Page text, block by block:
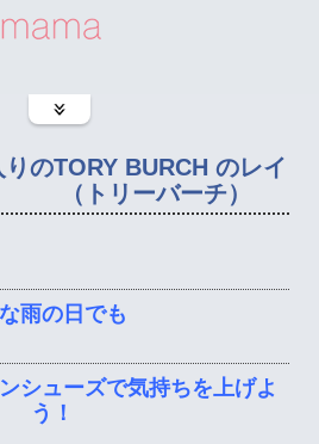
のTORY BURCH のレイ
トリーバーチ）
雨の日でも
シューズで気持ちを上げよ
う！